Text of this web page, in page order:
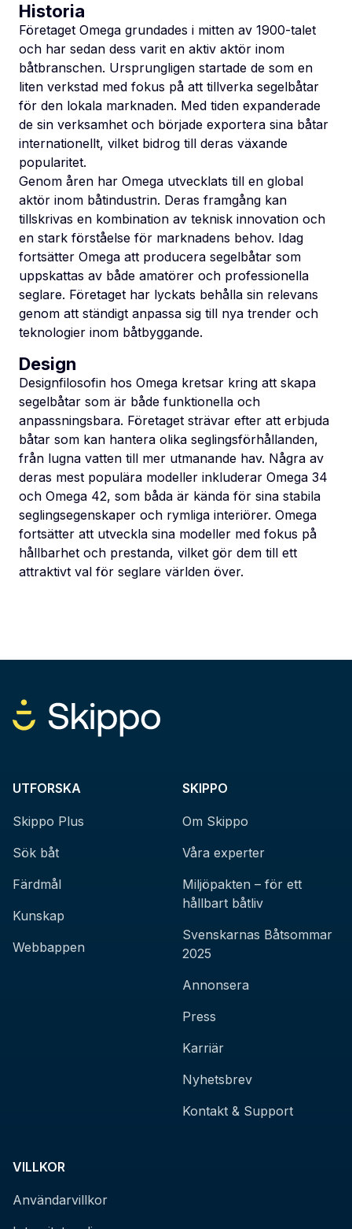
Historia
Företaget Omega grundades i mitten av 1900-talet
och har sedan dess varit en aktiv aktör inom
båtbranschen. Ursprungligen startade de som en
liten verkstad med fokus på att tillverka segelbåtar
för den lokala marknaden. Med tiden expanderade
de sin verksamhet och började exportera sina båtar
internationellt, vilket bidrog till deras växande
popularitet.
Genom åren har Omega utvecklats till en global
aktör inom båtindustrin. Deras framgång kan
tillskrivas en kombination av teknisk innovation och
en stark förståelse för marknadens behov. Idag
fortsätter Omega att producera segelbåtar som
uppskattas av både amatörer och professionella
seglare. Företaget har lyckats behålla sin relevans
genom att ständigt anpassa sig till nya trender och
teknologier inom båtbyggande.
Design
Designfilosofin hos Omega kretsar kring att skapa
segelbåtar som är både funktionella och
anpassningsbara. Företaget strävar efter att erbjuda
båtar som kan hantera olika seglingsförhållanden,
från lugna vatten till mer utmanande hav. Några av
deras mest populära modeller inkluderar Omega 34
och Omega 42, som båda är kända för sina stabila
seglingsegenskaper och rymliga interiörer. Omega
fortsätter att utveckla sina modeller med fokus på
hållbarhet och prestanda, vilket gör dem till ett
attraktivt val för seglare världen över.
UTFORSKA
Skippo Plus
Sök båt
Färdmål
Kunskap
Webbappen
SKIPPO
Om Skippo
Våra experter
Miljöpakten – för ett
hållbart båtliv
Svenskarnas Båtsommar
2025
Annonsera
Press
Karriär
Nyhetsbrev
Kontakt & Support
VILLKOR
Användarvillkor